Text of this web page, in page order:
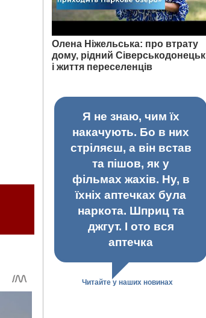
Олена Ніжельська: про втрату
дому, рідний Сіверськодонецьк
і життя переселенців
Я не знаю, чим їх
накачують. Бо в них
стріляєш, а він встав
та пішов, як у
фільмах жахів. Ну, в
їхніх аптечках була
наркота. Шприц та
джгут. І ото вся
аптечка
Читайте у наших новинах